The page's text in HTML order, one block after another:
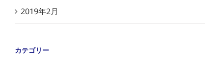
2019年2月
カテゴリー